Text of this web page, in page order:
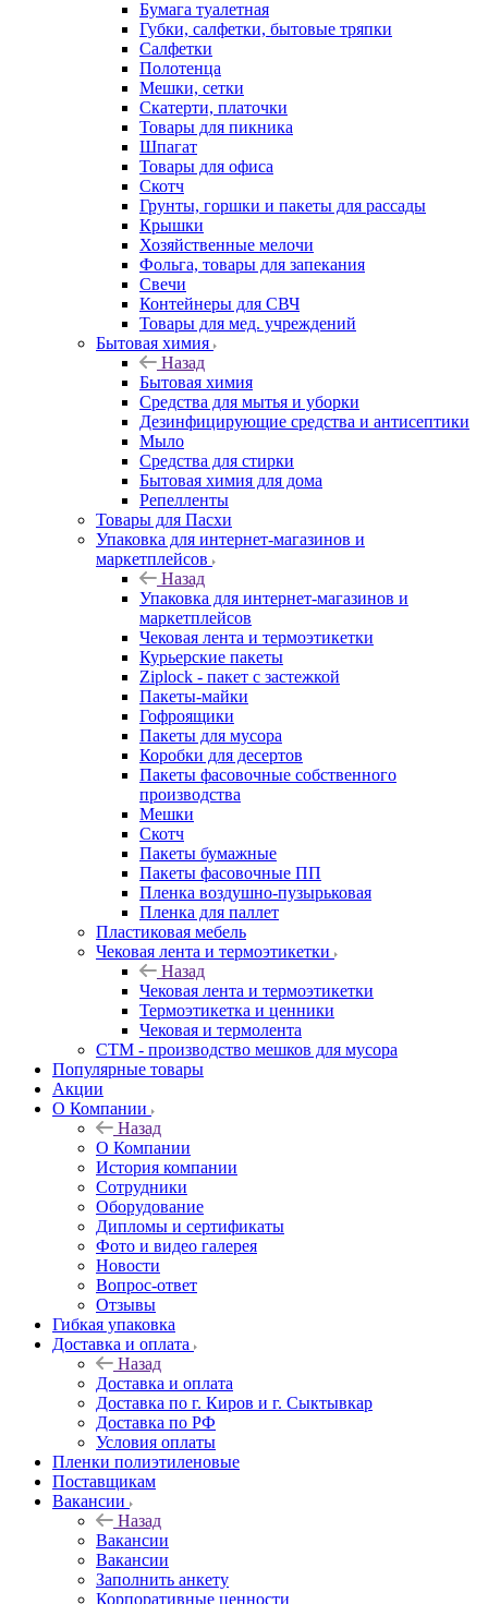
Бумага туалетная
Губки, салфетки, бытовые тряпки
Салфетки
Полотенца
Мешки, сетки
Скатерти, платочки
Товары для пикника
Шпагат
Товары для офиса
Скотч
Грунты, горшки и пакеты для рассады
Крышки
Хозяйственные мелочи
Фольга, товары для запекания
Свечи
Контейнеры для СВЧ
Товары для мед. учреждений
Бытовая химия
Назад
Бытовая химия
Средства для мытья и уборки
Дезинфицирующие средства и антисептики
Мыло
Средства для стирки
Бытовая химия для дома
Репелленты
Товары для Пасхи
Упаковка для интернет-магазинов и
маркетплейсов
Назад
Упаковка для интернет-магазинов и
маркетплейсов
Чековая лента и термоэтикетки
Курьерские пакеты
Ziplock - пакет с застежкой
Пакеты-майки
Гофроящики
Пакеты для мусора
Коробки для десертов
Пакеты фасовочные собственного
производства
Мешки
Скотч
Пакеты бумажные
Пакеты фасовочные ПП
Пленка воздушно-пузырьковая
Пленка для паллет
Пластиковая мебель
Чековая лента и термоэтикетки
Назад
Чековая лента и термоэтикетки
Термоэтикетка и ценники
Чековая и термолента
СТМ - производство мешков для мусора
Популярные товары
Акции
О Компании
Назад
О Компании
История компании
Сотрудники
Оборудование
Дипломы и сертификаты
Фото и видео галерея
Новости
Вопрос-ответ
Отзывы
Гибкая упаковка
Доставка и оплата
Назад
Доставка и оплата
Доставка по г. Киров и г. Сыктывкар
Доставка по РФ
Условия оплаты
Пленки полиэтиленовые
Поставщикам
Вакансии
Назад
Вакансии
Вакансии
Заполнить анкету
Корпоративные ценности